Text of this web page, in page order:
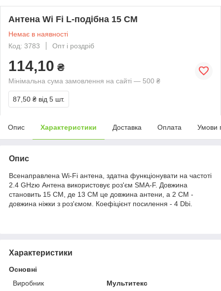
Антена Wi Fi L-подібна 15 СМ
Немає в наявності
Код: 3783
Опт і роздріб
114,10 ₴
Мінімальна сума замовлення на сайті — 500 ₴
87,50 ₴ від 5 шт.
Опис Характеристики Доставка Оплата Умови
Опис
Всенаправлена Wi-Fi антена, здатна функціонувати на частоті
2.4 GHzю Антена використовує роз'єм SMA-F. Довжина
становить 15 СМ, де 13 СМ це довжина антени, а 2 СМ -
довжина ніжки з роз'ємом. Коефіцієнт посилення - 4 Dbi.
Характеристики
Основні
Виробник
Мультитекс